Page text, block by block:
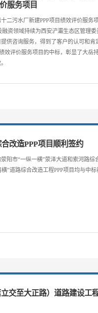
服务项目
二污水厂新建PPP项目绩效评价服务
资领域持续为西安浐灞生态区管理委
供咨询服务，得到了客户的认可和肯
效评价服务项目的中标，彰显了大岳
改造PPP项目顺利签约
阳市“一纵一横”荥泽大道和索河路综
”道路综合改造工程PPP项目均与中
交至大正路）道路建设工